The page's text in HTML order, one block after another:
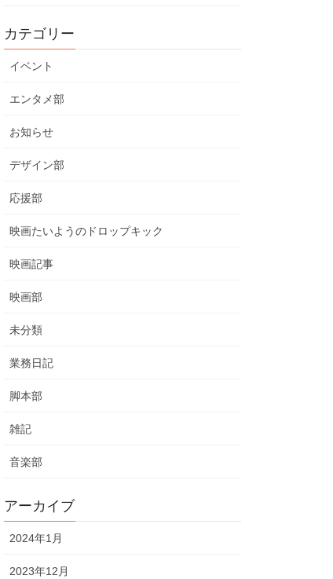
カテゴリー
イベント
エンタメ部
お知らせ
デザイン部
応援部
映画たいようのドロップキック
映画記事
映画部
未分類
業務日記
脚本部
雑記
音楽部
アーカイブ
2024年1月
2023年12月